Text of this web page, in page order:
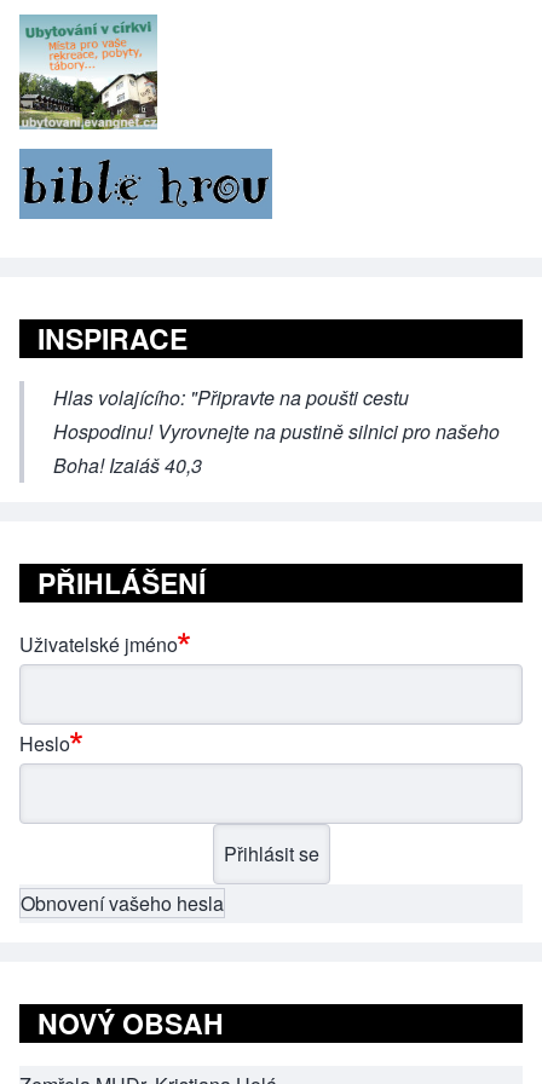
INSPIRACE
Hlas volajícího: "Připravte na poušti cestu
Hospodinu! Vyrovnejte na pustině silnici pro našeho
Boha! Izaiáš 40,3
PŘIHLÁŠENÍ
Uživatelské jméno
Heslo
Obnovení vašeho hesla
NOVÝ OBSAH